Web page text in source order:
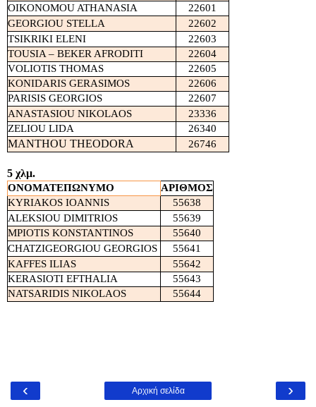
OIKONOMOU ATHANASIA
22601
GEORGIOU STELLA
22602
TSIKRIKI ELENI
22603
TOUSIA – BEKER AFRODITI
22604
VOLIOTIS THOMAS
22605
KONIDARIS GERASIMOS
22606
PARISIS GEORGIOS
22607
ANASTASIOU NIKOLAOS
23336
ZELIOU LIDA
26340
MANTHOU THEODORA 26746
5 χλμ.
ΟΝΟΜΑΤΕΠΩΝΥΜΟ
ΑΡΙΘΜΟΣ
KYRIAKOS IOANNIS
55638
ALEKSIOU DIMITRIOS
55639
MPIOTIS KONSTANTINOS
55640
CHATZIGEORGIOU GEORGIOS
55641
KAFFES ILIAS
55642
KERASIOTI EFTHALIA
55643
NATSARIDIS NIKOLAOS
55644
‹ ›
Αρχική σελίδα